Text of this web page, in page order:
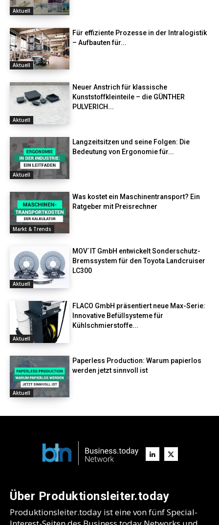
Aktuell
Aktuell
Für effiziente Prozesse in der Intralogistik
– Aufbauten für...
Aktuell
Neuer Anstrich für klassische
Kunststoffkleinteile – die GÜNTHER
PULVERICH...
Aktuell
Langzeitsitzen und seine Folgen: Die
Bedeutung von Ergonomie für...
Markt & Trends
Was kostet ein Maschinentransport? Ein
Ratgeber mit Preisrechner
Aktuell
MOV´IT GmbH entwickelt Sonderschutz-
Bremssystem für den Toyota Landcruiser
LC300
Aktuell
FLACO GmbH präsentiert neue Max-Serie:
Innovative Befüllsysteme für
Kühlschmierstoffe...
Aktuell
Paperless Production: Warum papierlos
werden jetzt sinnvoll ist
Über Produktionsleiter.today
Produktionsleiter.today ist eine von fünf Special-